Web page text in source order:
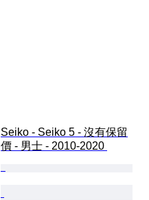
Seiko - Seiko 5 - 沒有保留
價 - 男士 - 2010-2020